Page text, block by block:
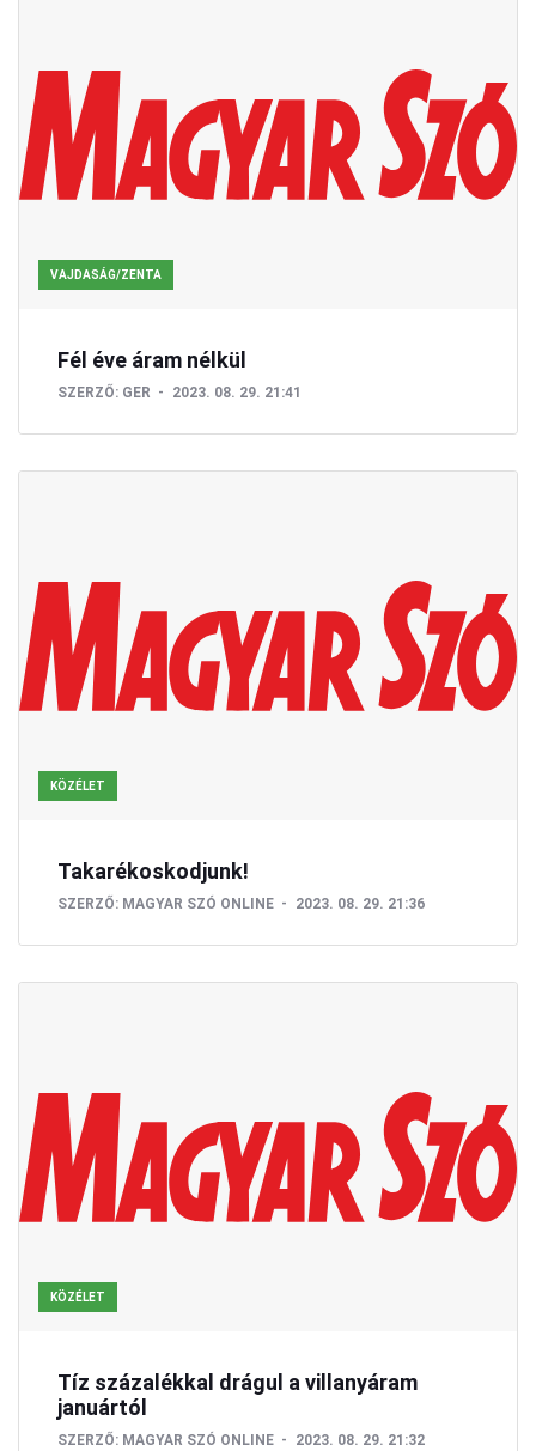
VAJDASÁG/ZENTA
Fél éve áram nélkül
SZERZŐ: GER 2023. 08. 29. 21:41
KÖZÉLET
Takarékoskodjunk!
SZERZŐ: MAGYAR SZÓ ONLINE 2023. 08. 29. 21:36
KÖZÉLET
Tíz százalékkal drágul a villanyáram
januártól
SZERZŐ: MAGYAR SZÓ ONLINE 2023. 08. 29. 21:32